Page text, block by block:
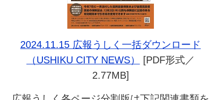
2024.11.15 広報うしく一括ダウンロード
（USHIKU CITY NEWS）
[PDF形式／
2.77MB]